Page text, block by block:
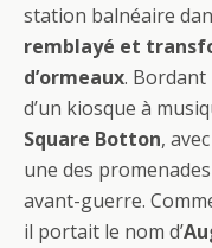
station balnéaire
remblayé et
d’ormeaux. Bordant
d’un kiosque à
Square Botton,
une des
avant-guerre.
il portait le nom d’